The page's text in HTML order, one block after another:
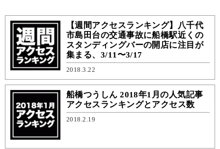
【週間アクセスランキング】八千代
市島田台の交通事故に船橋駅近くの
スタンディングバーの開店に注目が
集まる、3/11〜3/17
2018.3.22
船橋つうしん 2018年1月の人気記事
アクセスランキングとアクセス数
2018.2.19